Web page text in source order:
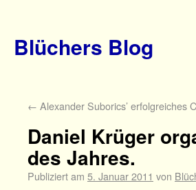
Blüchers Blog
← Alexander Suborics’ erfolgreiches
Daniel Krüger
des Jahres.
Publiziert am 5. Januar 2011 von